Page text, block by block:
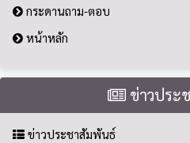
กระดานถาม-ตอบ
หน้าหลัก
ข่าวประ
ข่าวประชาสัมพันธ์